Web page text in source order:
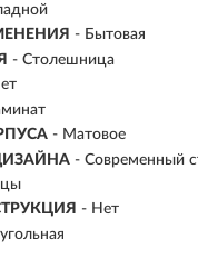
- Бытовая
- Столешница
- Матовое
- Современный
- Нет